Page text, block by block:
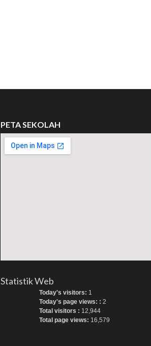
PETA SEKOLAH
Statistik Web
Today's visitors: 1
Today's page views: : 2
Total visitors : 12,944
Total page views: 16,579